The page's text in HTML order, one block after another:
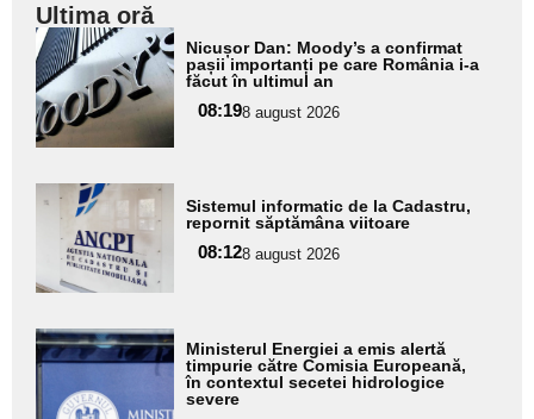
Ultima oră
Adaugă
aici textul
pentru
subtitlu
Nicușor Dan: Moody’s a confirmat
pașii importanți pe care România i-a
făcut în ultimul an
08:198 august 2026
Adaugă
aici textul
pentru
subtitlu
Sistemul informatic de la Cadastru,
repornit săptămâna viitoare
08:128 august 2026
Adaugă
aici textul
pentru
Ministerul Energiei a emis alertă
timpurie către Comisia Europeană,
în contextul secetei hidrologice
severe